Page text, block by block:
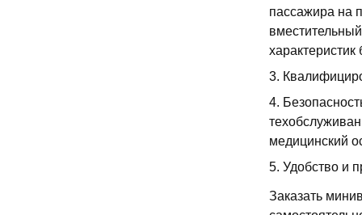
пассажира на
медицинский
Удобство и
Заказать